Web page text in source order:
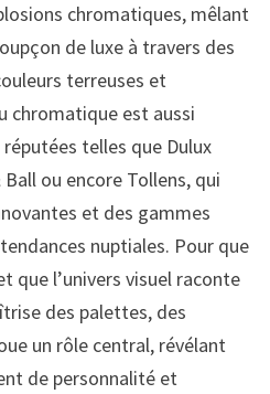
chromatiques, mêlant
de luxe à travers des
terreuses et
chromatique est aussi
telles que Dulux
ou encore Tollens, qui
et des gammes
nuptiales. Pour que
que l’univers visuel raconte
des palettes, des
un rôle central, révélant
de personnalité et